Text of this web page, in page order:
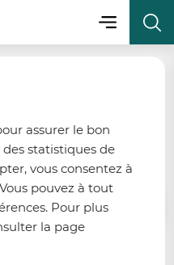
assurer le bon
statistiques de
vous consentez à
pouvez à tout
Pour plus
la page
principal
Consulter
le plan
du site
Menu
de